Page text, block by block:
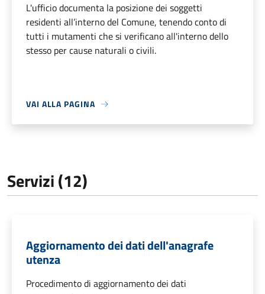
L'ufficio documenta la posizione dei soggetti
residenti all’interno del Comune, tenendo conto di
tutti i mutamenti che si verificano all'interno dello
stesso per cause naturali o civili.
VAI ALLA PAGINA
Servizi (12)
Aggiornamento dei dati dell'anagrafe
utenza
Procedimento di aggiornamento dei dati